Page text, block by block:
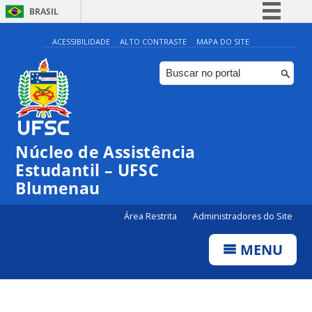
BRASIL
Simplifique!
Comunica BR
Participe
ACESSIBILIDADE ALTO CONTRASTE MAPA DO SITE
Núcleo de Assistência
Estudantil – UFSC
Blumenau
Área Restrita Administradores do Site
MENU